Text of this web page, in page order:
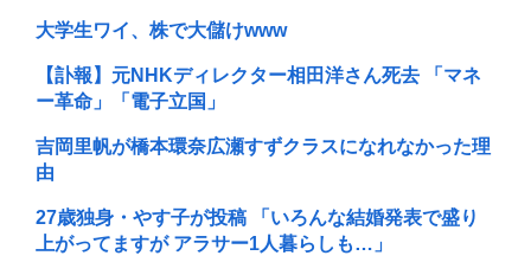
大学生ワイ、株で大儲けwww
【訃報】元NHKディレクター相田洋さん死去 「マネ
ー革命」「電子立国」
吉岡里帆が橋本環奈広瀬すずクラスになれなかった理
由
27歳独身・やす子が投稿 「いろんな結婚発表で盛り
上がってますが アラサー1人暮らしも…」